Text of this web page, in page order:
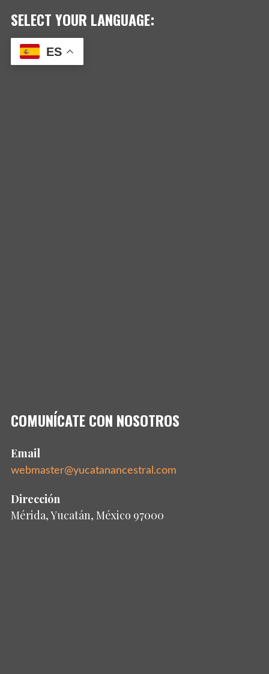
SELECT YOUR LANGUAGE:
ES
COMUNÍCATE CON NOSOTROS
Email
webmaster@yucatanancestral.com
Dirección
Mérida, Yucatán, México 97000